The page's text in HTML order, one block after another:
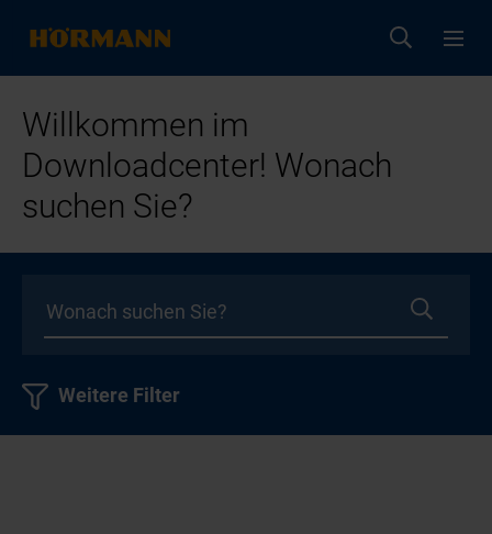
Willkommen im
Downloadcenter! Wonach
suchen Sie?
Weitere Filter